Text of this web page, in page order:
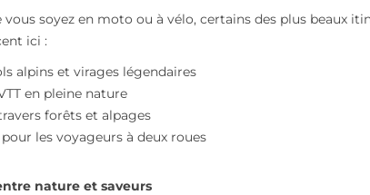
soyez en moto ou à vélo, certains des plus beaux
ici :
alpins et virages légendaires
en pleine nature
forêts et alpages
les voyageurs à deux roues
nature et saveurs